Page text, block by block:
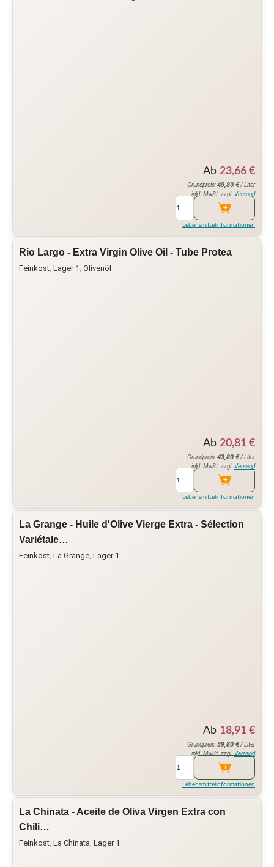
Ab 23,66 €
Grundpreis:49,80 €/ Liter
inkl. MwSt. zzgl. Versand
Lebensmittelinformationen
Rio Largo - Extra Virgin Olive Oil - Tube Protea
Feinkost, Lager 1 , Olivenöl
Ab 20,81 €
Grundpreis:43,80 €/ Liter
inkl. MwSt. zzgl. Versand
Lebensmittelinformationen
La Grange - Huile d'Olive Vierge Extra - Sélection
Variétale…
Feinkost, La Grange, Lager 1
Ab 18,91 €
Grundpreis:39,80 €/ Liter
inkl. MwSt. zzgl. Versand
Lebensmittelinformationen
La Chinata - Aceite de Oliva Virgen Extra con
Chili…
Feinkost, La Chinata, Lager 1